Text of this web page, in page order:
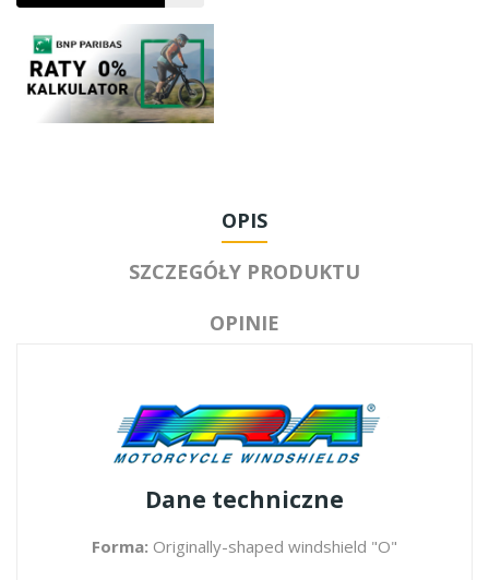
OPIS
SZCZEGÓŁY PRODUKTU
OPINIE
Dane techniczne
Forma: Originally-shaped windshield "O"